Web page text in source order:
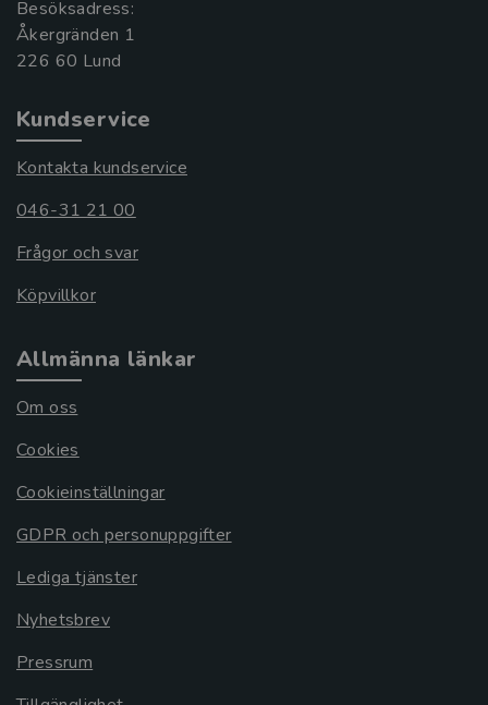
Besöksadress:
Åkergränden 1
Kundservice
Kontakta kundservice
046-31 21 00
Frågor och svar
Köpvillkor
Allmänna länkar
Om oss
Cookies
Cookieinställningar
GDPR och personuppgifter
Lediga tjänster
Nyhetsbrev
Pressrum